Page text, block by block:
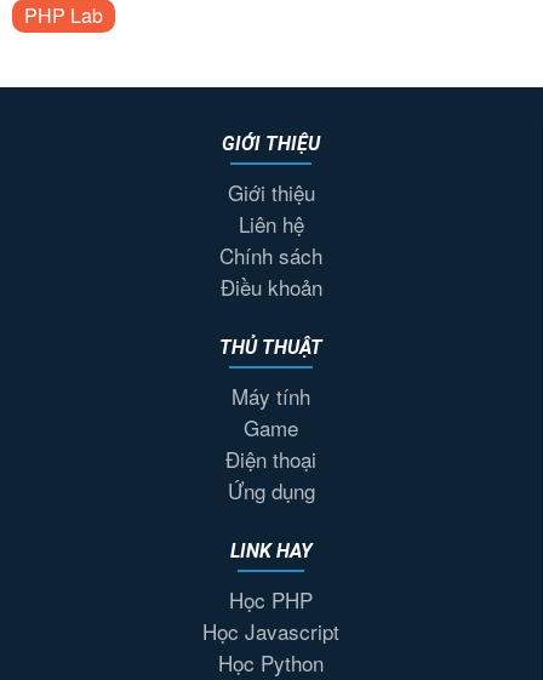
PHP Lab
GIỚI THIỆU
Giới thiệu
Liên hệ
Chính sách
Điều khoản
THỦ THUẬT
Máy tính
Game
Điện thoại
Ứng dụng
LINK HAY
Học PHP
Học Javascript
Học Python